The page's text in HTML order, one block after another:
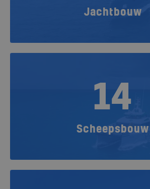
Jachtbouw
14
Scheepsbouw